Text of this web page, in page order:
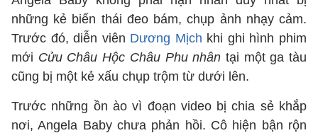
những kẻ biến thái đeo bám, chụp ảnh nhạy cảm.
Trước đó, diễn viên Dương Mịch khi ghi hình phim
mới Cửu Châu Hộc Châu Phu nhân tại một ga tàu
cũng bị một kẻ xấu chụp trộm từ dưới lên.
Trước những ồn ào vì đoạn video bị chia sẻ khắp
nơi, Angela Baby chưa phản hồi. Cô hiện bận rộn